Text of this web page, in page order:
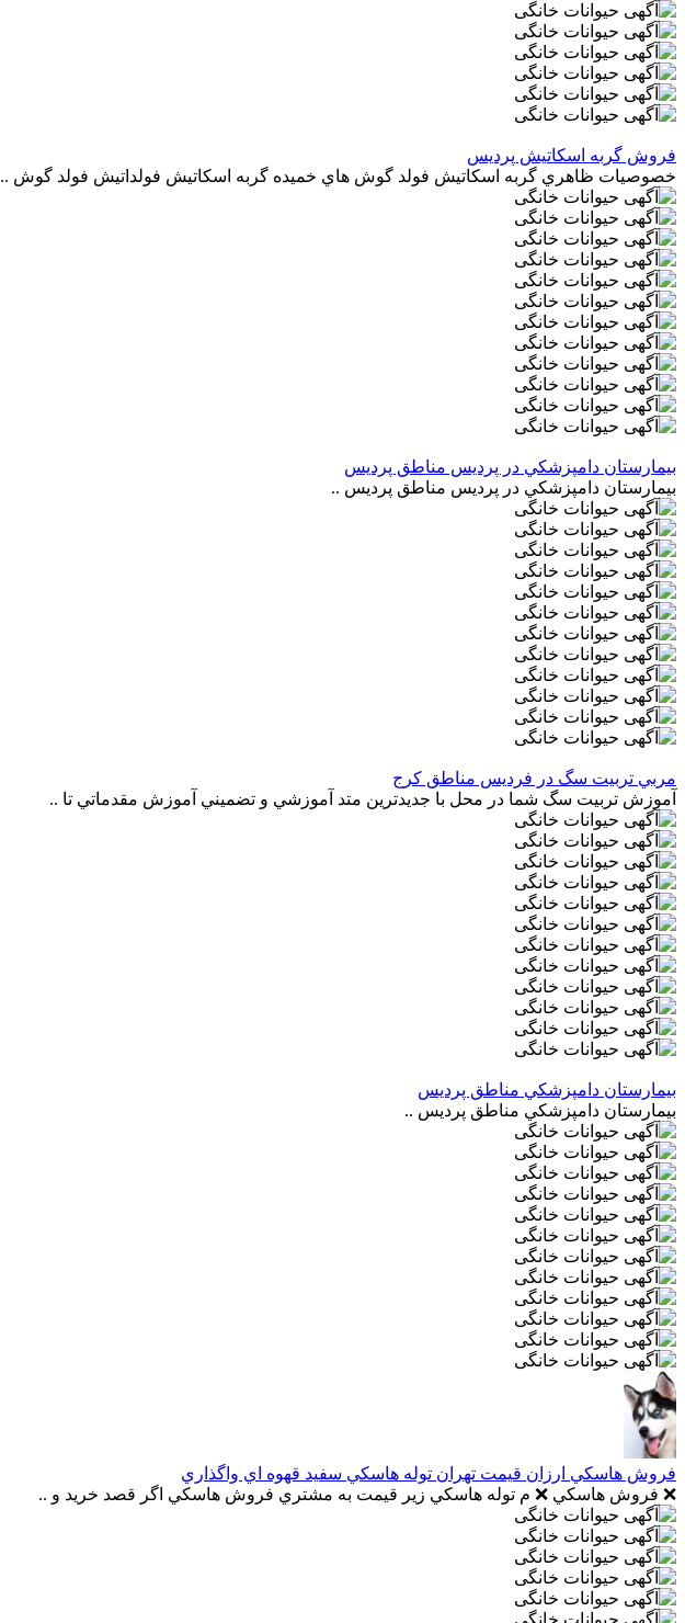
فروش گربه اسکاتيش پرديس
خصوصيات ظاهري گربه اسکاتيش فولد گوش هاي خميده گربه اسکاتيش فولداتيش فولد گوش ..
بيمارستان دامپزشکي در پرديس مناطق پرديس
بيمارستان دامپزشکي در پرديس مناطق پرديس ..
مربي تربيت سگ در فرديس مناطق کرج
آموزش تربيت سگ شما در محل با جديدترين متد آموزشي و تضميني آموزش مقدماتي تا ..
بيمارستان دامپزشکي مناطق پرديس
بيمارستان دامپزشکي مناطق پرديس ..
فروش هاسکي ارزان قيمت تهران توله هاسکي سفيد قهوه اي واگذاري
❌ فروش هاسکي ❌ م توله هاسکي زير قيمت به مشتري فروش هاسکي اگر قصد خريد و ..